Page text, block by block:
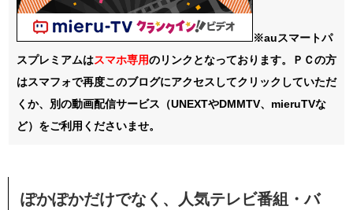
※auスマートパ
スプレミアムはスマホ専用のリンクとなっております。ＰＣの方
はスマフォで再度このブログにアクセスしてクリックしていただ
くか、別の動画配信サービス（UNEXTやDMMTV、mieruTVな
ど）をご利用くださいませ。
ぽかぽかだけでなく、人気テレビ番組・バ